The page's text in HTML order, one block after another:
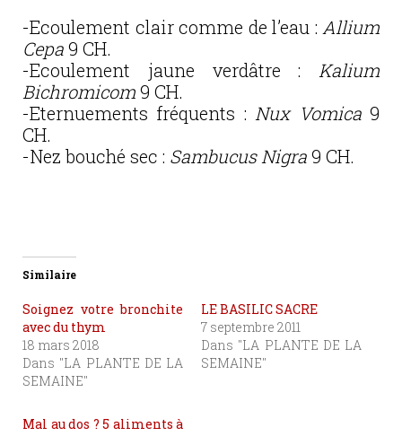
-Ecoulement clair comme de l’eau : Allium
Cepa9 CH.
-Ecoulement jaune verdâtre : Kalium
Bichromicom9 CH.
-Eternuements fréquents : Nux Vomica9
CH.
-Nez bouché sec : Sambucus Nigra9 CH.
Similaire
Soignez votre bronchite
avec du thym
18 mars 2018
Dans "LA PLANTE DE LA
SEMAINE"
LE BASILIC SACRE
7 septembre 2011
Dans "LA PLANTE DE LA
SEMAINE"
Mal au dos ? 5 aliments à